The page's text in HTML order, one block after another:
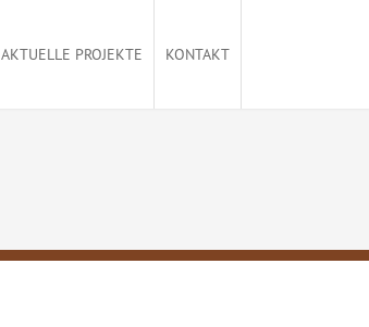
AKTUELLE PROJEKTE KONTAKT